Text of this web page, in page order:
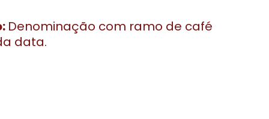
Denominação com ramo de café
data.